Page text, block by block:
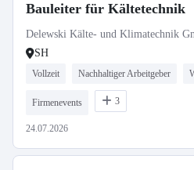
Bauleiter für Kältetechnik
Delewski Kälte- und Klimatechnik
SH
Vollzeit Nachhaltiger Arbeitgeber
Firmenevents 3
24.07.2026